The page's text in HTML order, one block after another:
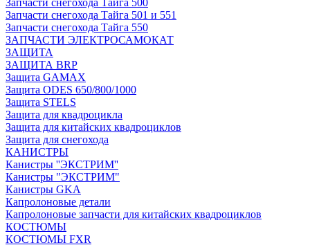
Запчасти снегохода Тайга 500
Запчасти снегохода Тайга 501 и 551
Запчасти снегохода Тайга 550
ЗАПЧАСТИ ЭЛЕКТРОСАМОКАТ
ЗАЩИТА
ЗАЩИТА BRP
Защита GAMAX
Защита ODES 650/800/1000
Защита STELS
Защита для квадроцикла
Защита для китайских квадроциклов
Защита для снегохода
КАНИСТРЫ
Канистры ''ЭКСТРИМ''
Канистры "ЭКСТРИМ"
Канистры GKA
Капролоновые детали
Капролоновые запчасти для китайских квадроциклов
КОСТЮМЫ
КОСТЮМЫ FXR